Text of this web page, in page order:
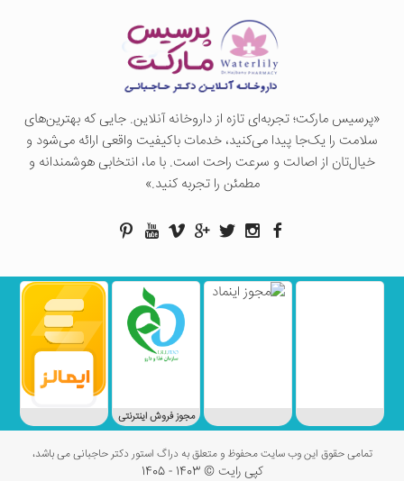
«پرسيس ماركت؛ تجربه‌ای تازه از داروخانه آنلاین. جایی که بهترین‌های
سلامت را یک‌جا پیدا می‌کنید، خدمات باکیفیت واقعی ارائه می‌شود و
خیال‌تان از اصالت و سرعت راحت است. با ما، انتخابی هوشمندانه و
مطمئن را تجربه کنید.»
مجوز فروش اینترنتی
تمامی حقوق این وب سایت محفوظ و متعلق به دراگ استور دکتر حاجبانی می باشد،
کپی رایت © 1403 - 1405